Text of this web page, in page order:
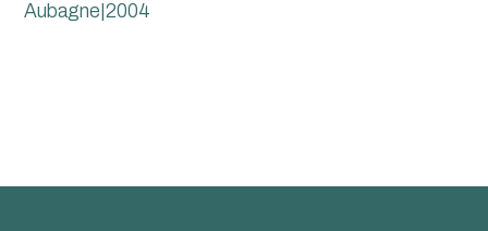
Aubagne |2004